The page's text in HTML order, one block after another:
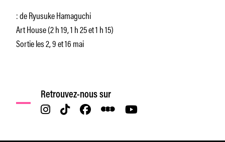
: de Ryusuke Hamaguchi
Art House (2 h 19, 1 h 25 et 1 h 15)
Sortie les 2, 9 et 16 mai
Retrouvez-nous sur